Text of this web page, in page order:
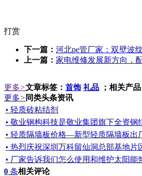
打赏
下一篇： 河北pe管厂家：双壁波
上一篇： 家电维修发展新方向，
更多>文章标签： 首饰 礼品 ；相关产品
更多> 同类头条资讯
• 轻质砖粘结剂
• 敬业钢构科技是敬业集团旗下全资钢
• 轻质隔墙板价格—新型轻质隔墙板出
• 热烈庆祝深圳万科留仙洞总部基地片
• 厂家告诉我们怎么使用和维护太阳能
0 条相关评论